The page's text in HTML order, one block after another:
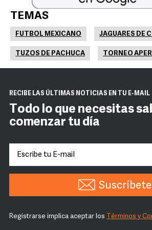
TEMAS
FUTBOL MEXICANO JAGUARES DE
TUZOS DE PACHUCA TORNEO
RECIBE LAS ÚLTIMAS NOTICIAS EN TU E-MAIL
Todo lo que necesitas
comenzar tu día
Suscríbete
Registrarse implica aceptar los Términos y